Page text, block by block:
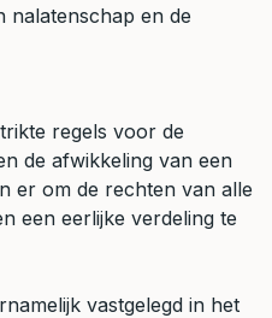
nalatenschap en de
regels voor de
de afwikkeling van een
er om de rechten van alle
een eerlijke verdeling te
vastgelegd in het